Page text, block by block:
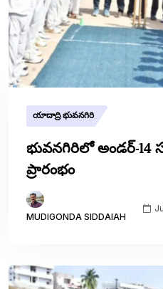
యాదాద్రి భువనగిరి
భువనగిరిలో అండర్-14
ప్రారంభం
MUDIGONDA SIDDAIAH